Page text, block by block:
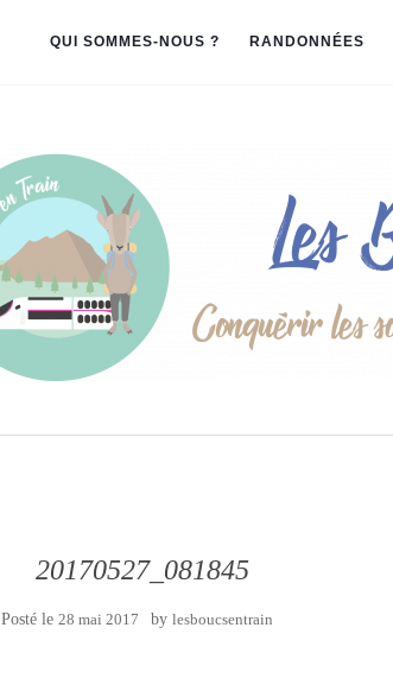
QUI SOMMES-NOUS ? RANDONNÉES
20170527_081845
Posté le 28 mai 2017 by lesboucsentrain